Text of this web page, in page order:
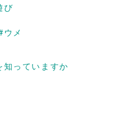
び
メ
っていますか